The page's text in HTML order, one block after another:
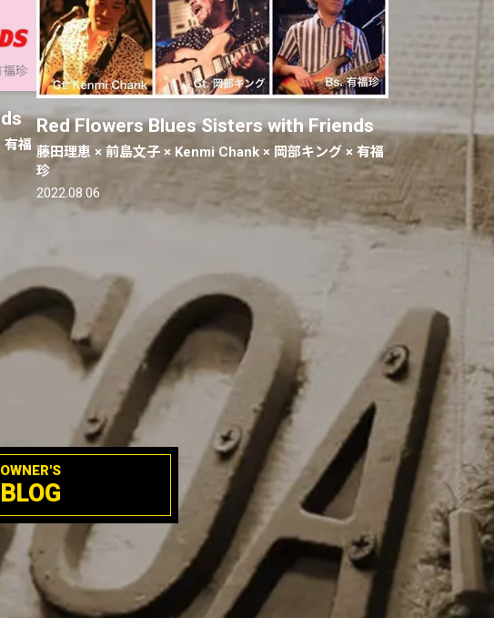
有福
Red Flowers Blues Sisters with Friends
藤田理恵 × 前島文子 × Kenmi Chank × 岡部キング × 有福
珍
2022.08.06
OWNER'S
BLOG